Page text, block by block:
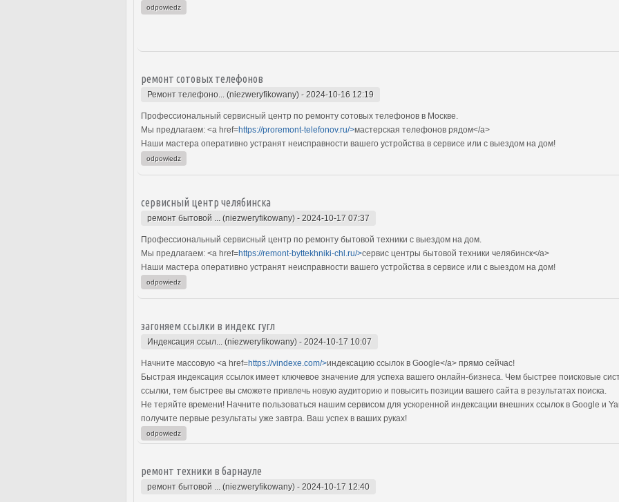
odpowiedz
ремонт сотовых телефонов
Ремонт телефоно... (niezweryfikowany) - 2024-10-16 12:19
Профессиональный сервисный центр по ремонту сотовых телефонов в Москве.
Мы предлагаем: <a href=https://proremont-telefonov.ru/>мастерская телефонов рядом</a>
Наши мастера оперативно устранят неисправности вашего устройства в сервисе или с выездом на дом!
odpowiedz
сервисный центр челябинска
ремонт бытовой ... (niezweryfikowany) - 2024-10-17 07:37
Профессиональный сервисный центр по ремонту бытовой техники с выездом на дом.
Мы предлагаем: <a href=https://remont-byttekhniki-chl.ru/>сервис центры бытовой техники челябинск</a>
Наши мастера оперативно устранят неисправности вашего устройства в сервисе или с выездом на дом!
odpowiedz
загоняем ссылки в индекс гугл
Индексация ссыл... (niezweryfikowany) - 2024-10-17 10:07
Начните массовую <a href=https://vindexe.com/>индексацию ссылок в Google</a> прямо cейчас!
Быстрая индексация ссылок имеет ключевое значение для успеха вашего онлайн-бизнеса. Чем быстрее поисковые
ссылки, тем быстрее вы сможете привлечь новую аудиторию и повысить позиции вашего сайта в результатах поиска.
Не теряйте времени! Начните пользоваться нашим сервисом для ускоренной индексации внешних ссылок в Google и
получите первые результаты уже завтра. Ваш успех в ваших руках!
odpowiedz
ремонт техники в барнауле
ремонт бытовой ... (niezweryfikowany) - 2024-10-17 12:40